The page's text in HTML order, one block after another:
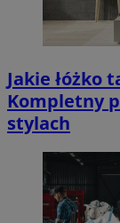
Jakie łóżko
Kompletny
stylach